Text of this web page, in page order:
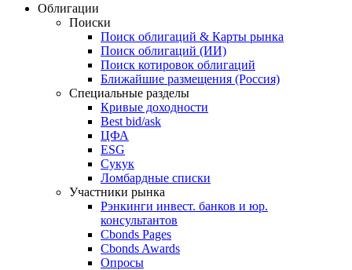
Облигации
Поиски
Поиск облигаций & Карты рынка
Поиск облигаций (ИИ)
Поиск котировок облигаций
Ближайшие размещения (Россия)
Специальные разделы
Кривые доходности
Best bid/ask
ЦФА
ESG
Сукук
Ломбардные списки
Участники рынка
Рэнкинги инвест. банков и юр.
консультантов
Cbonds Pages
Cbonds Awards
Опросы